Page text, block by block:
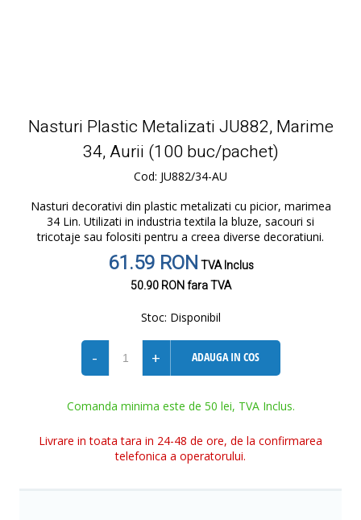
Nasturi Plastic Metalizati JU882, Marime
34, Aurii (100 buc/pachet)
Cod: JU882/34-AU
Nasturi decorativi din plastic metalizati cu picior, marimea
34 Lin. Utilizati in industria textila la bluze, sacouri si
tricotaje sau folositi pentru a creea diverse decoratiuni.
61.59 RONTVA Inclus
50.90 RONfara TVA
Stoc: Disponibil
- + ADAUGA IN COS
Comanda minima este de 50 lei, TVA Inclus.
Livrare in toata tara in 24-48 de ore, de la confirmarea
telefonica a operatorului.